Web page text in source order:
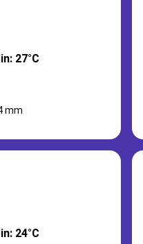
27°C
mm
24°C